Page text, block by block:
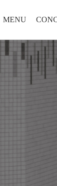
MENU